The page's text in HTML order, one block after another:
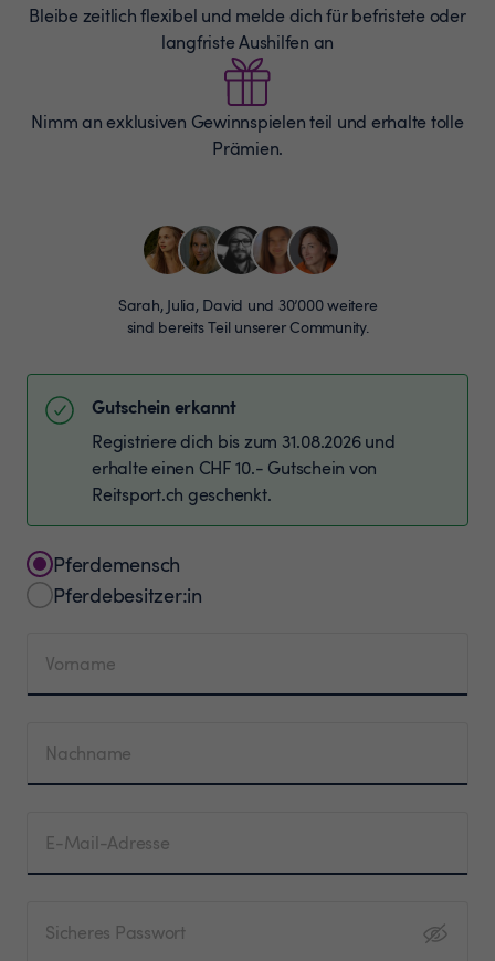
Bleibe zeitlich flexibel und melde dich für befristete oder
langfriste Aushilfen an
Nimm an exklusiven Gewinnspielen teil und erhalte tolle
Prämien.
Sarah, Julia, David und 30’000 weitere
sind bereits Teil unserer Community.
Gutschein erkannt
Registriere dich bis zum 31.08.2026 und
erhalte einen CHF 10.- Gutschein von
Reitsport.ch geschenkt.
Pferdemensch
Pferdebesitzer:in
Vorname
Nachname
E-Mail-Adresse
Sicheres Passwort